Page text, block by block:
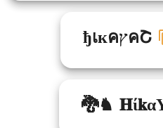
ђเкคץคՇ
🐉♞